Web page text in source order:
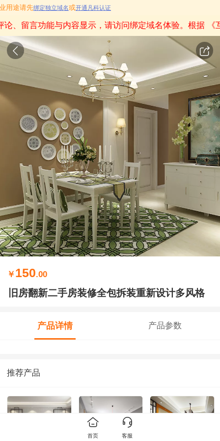
用途请先绑定独立域名或开通凡科认证
、留言功能与内容显示，请访问绑定域名体验。 根据《
￥ 150.00
旧房翻新二手房装修全包拆装重新设计多风格
产品详情 产品参数
推荐产品
首页 客服